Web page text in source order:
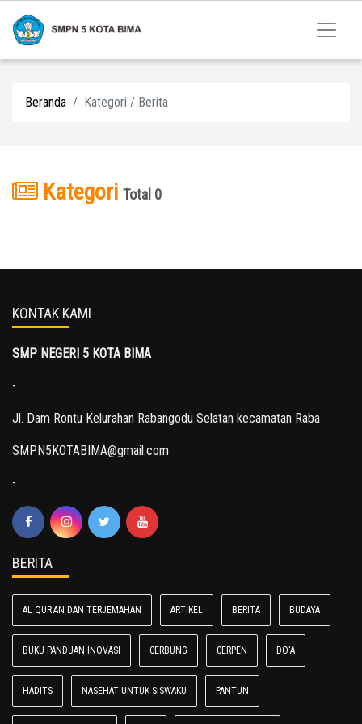
Beranda Kategori / Berita
Kategori Total 0
KONTAK KAMI
SMP NEGERI 5 KOTA BIMA
-
Jl. Dam Rontu Kelurahan Rabangodu Selatan kecamatan Raba
SMPN5KOTABIMA@gmail.com
-
BERITA
AL QUR'AN DAN TERJEMAHAN ARTIKEL BERITA BUDAYA
BUKU PANDUAN INOVASI CERBUNG CERPEN DO'A
HADITS NASEHAT UNTUK SISWAKU PANTUN